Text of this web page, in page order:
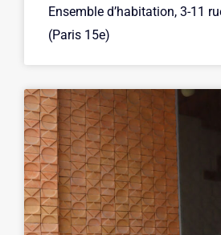
Ensemble d’habitation, 3-11
(Paris 15e)